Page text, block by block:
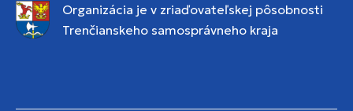
Organizácia je v zriaďovateľskej pôsobnosti
Trenčianskeho samosprávneho kraja